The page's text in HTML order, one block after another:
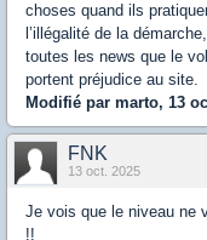
choses quand ils
l’illégalité de la
toutes les news que le
portent préjudice au site.
Modifié par marto, 13
FNK
13 oct. 2025
Je vois que le niveau ne
!!